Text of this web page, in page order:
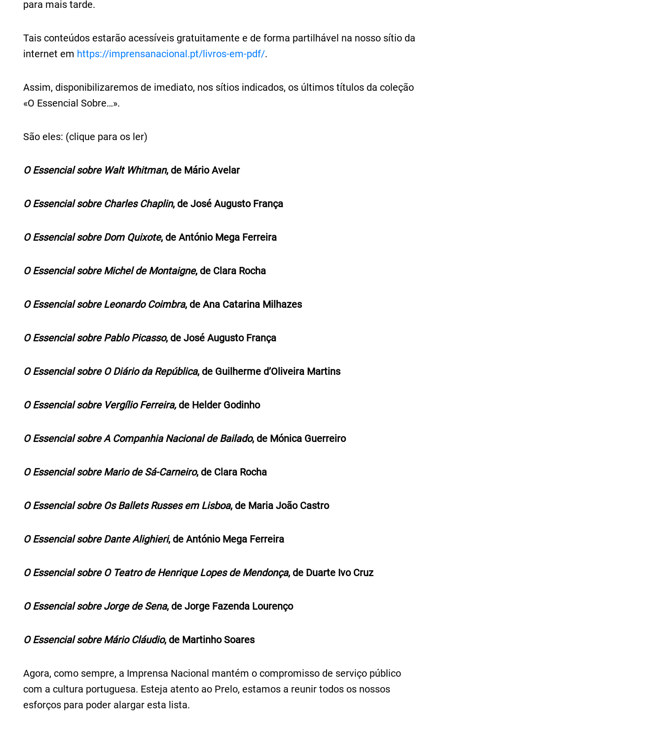
para mais tarde.
Tais conteúdos estarão acessíveis gratuitamente e de forma partilhável na nosso sítio da
internet em https://imprensanacional.pt/livros-em-pdf/.
Assim, disponibilizaremos de imediato, nos sítios indicados, os últimos títulos da coleção
«O Essencial Sobre…».
São eles: (clique para os ler)
O Essencial sobre Walt Whitman, de Mário Avelar
O Essencial sobre Charles Chaplin, de José Augusto França
O Essencial sobre Dom Quixote, de António Mega Ferreira
O Essencial sobre Michel de Montaigne, de Clara Rocha
O Essencial sobre Leonardo Coimbra, de Ana Catarina Milhazes
O Essencial sobre Pablo Picasso, de José Augusto França
O Essencial sobre O Diário da República, de Guilherme d’Oliveira Martins
O Essencial sobre Vergílio Ferreira,de Helder Godinho
O Essencial sobre A Companhia Nacional de Bailado, de Mónica Guerreiro
O Essencial sobre Mario de Sá-Carneiro, de Clara Rocha
O Essencial sobre Os Ballets Russes em Lisboa, de Maria João Castro
O Essencial sobre Dante Alighieri, de António Mega Ferreira
O Essencial sobre O Teatro de Henrique Lopes de Mendonça, de Duarte Ivo Cruz
O Essencial sobre Jorge de Sena, de Jorge Fazenda Lourenço
O Essencial sobre Mário Cláudio, de Martinho Soares
Agora, como sempre, a Imprensa Nacional mantém o compromisso de serviço público
com a cultura portuguesa. Esteja atento ao Prelo, estamos a reunir todos os nossos
esforços para poder alargar esta lista.